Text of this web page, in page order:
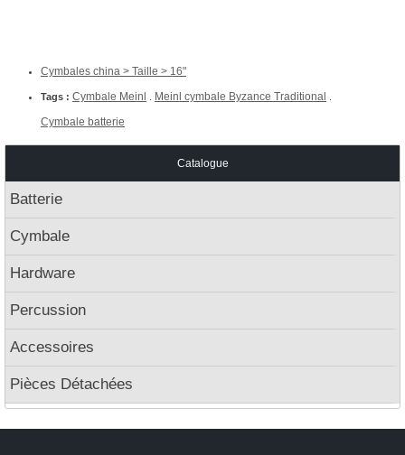
Cymbales china > Taille > 16"
Tags : Cymbale Meinl Meinl cymbale Byzance Traditional
Cymbale batterie
Catalogue
Batterie
Cymbale
Hardware
Percussion
Accessoires
Pièces Détachées